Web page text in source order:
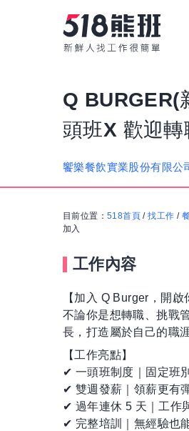
Q BURGER(
頭班X 歡迎轉
饗樂餐飲實業股份有限公
目前位置： 518首頁 /找工作 /
加入
工作內容
【加入 Q Burger，開啟
不論你是想轉職、挑戰
長，打造屬於自己的職
【工作亮點】
✔ 一頭班制度｜固定班
✔ 雙週發薪｜領薪更有
✔ 過年連休 5 天｜工作
✔ 完整培訓｜無經驗也